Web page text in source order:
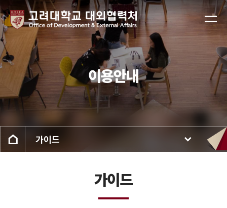
이용안내
가이드
가이드